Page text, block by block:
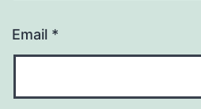
Email *